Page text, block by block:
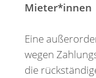
Mieter*innen
Eine
wegen
die